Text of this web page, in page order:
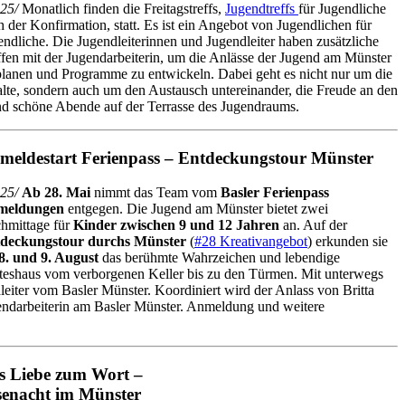
Monatlich finden die Freitagstreffs, Jugendtreffs für Jugendliche
der Konfirmation, statt. Es ist ein Angebot von Jugendlichen für
Die Jugendleiterinnen und Jugendleiter haben zusätzliche
mit der Jugendarbeiterin, um die Anlässe der Jugend am Münster
und Programme zu entwickeln. Dabei geht es nicht nur um die
sondern auch um den Austausch untereinander, die Freude an den
schöne Abende auf der Terrasse des Jugendraums.
Ferienpass – Entdeckungstour Münster
Ab 28. Mainimmt das Team vom Basler Ferienpass
entgegen. Die Jugend am Münster bietet zwei
fürKinder zwischen 9 und 12 Jahren an. Auf der
durchs Münster (#28 Kreativangebot) erkunden sie
und 9. Augustdas berühmte Wahrzeichen und lebendige
vom verborgenen Keller bis zu den Türmen. Mit unterwegs
vom Basler Münster. Koordiniert wird der Anlass von Britta
am Basler Münster. Anmeldung und weitere
Liebe zum Wort –
im Münster